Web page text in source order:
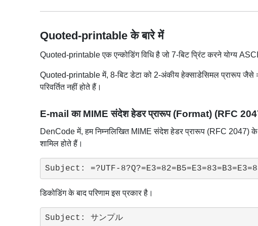
Quoted-printable के बारे में
Quoted-printable एक एन्कोडिंग विधि है जो 7-बिट प्रिंट करने योग्य
Quoted-printable में, 8-बिट डेटा को 2-अंकीय हेक्साडेसिमल प्रारूप जैसे
परिवर्तित नहीं होते हैं।
E-mail का MIME संदेश हेडर प्रारूप (Format) (RFC
DenCode में, हम निम्नलिखित MIME संदेश हेडर प्रारूप (RFC 2047) के
शामिल होते हैं।
Subject: =?UTF-
डिकोडिंग के बाद परिणाम इस प्रकार है।
Subject: サンプル